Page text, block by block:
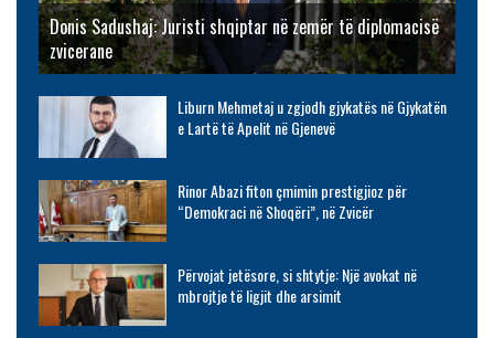
Donis Sadushaj: Juristi shqiptar në zemër të diplomacisë
zvicerane
Liburn Mehmetaj u zgjodh gjykatës në Gjykatën
e Lartë të Apelit në Gjenevë
Rinor Abazi fiton çmimin prestigjioz për
“Demokraci në Shoqëri”, në Zvicër
Përvojat jetësore, si shtytje: Një avokat në
mbrojtje të ligjit dhe arsimit